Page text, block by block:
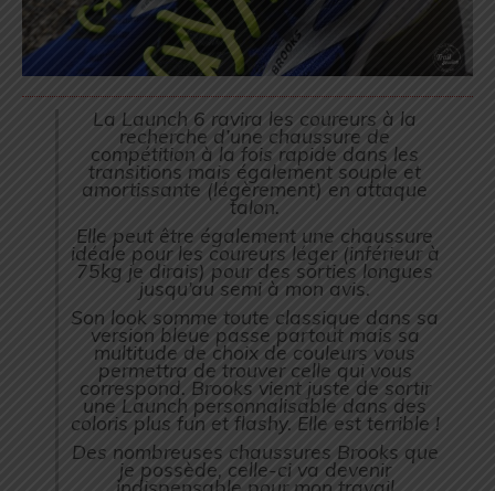
La Launch 6 ravira les coureurs à la
recherche d’une chaussure de
compétition à la fois rapide dans les
transitions mais également souple et
amortissante (légèrement) en attaque
talon.
Elle peut être également une chaussure
idéale pour les coureurs léger (inférieur à
75kg je dirais) pour des sorties longues
jusqu’au semi à mon avis.
Son look somme toute classique dans sa
version bleue passe partout mais sa
multitude de choix de couleurs vous
permettra de trouver celle qui vous
correspond. Brooks vient juste de sortir
une Launch personnalisable dans des
coloris plus fun et flashy. Elle est terrible !
Des nombreuses chaussures Brooks que
je possède, celle-ci va devenir